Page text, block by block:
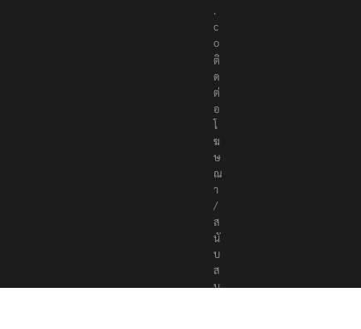
r
s
.
c
o
ติ
ด
ต่
อ
โ
ฆ
ษ
ณ
า
/
ส
นั
บ